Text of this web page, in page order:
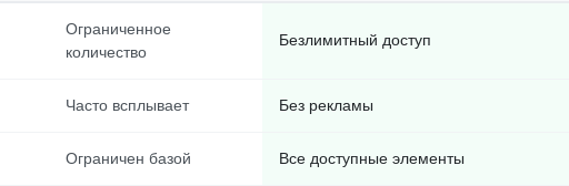
Ограниченное
количество
Безлимитный доступ
Часто всплывает Без рекламы
Ограничен базой Все доступные элементы